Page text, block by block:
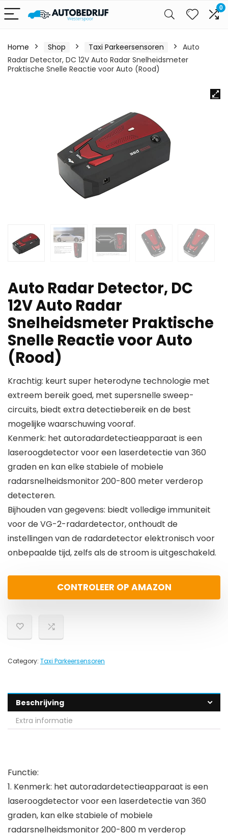
0
Home Shop Taxi Parkeersensoren
Auto
Radar Detector, DC 12V Auto Radar Snelheidsmeter
Praktische Snelle Reactie voor Auto (Rood)
Auto Radar Detector, DC
12V Auto Radar
Snelheidsmeter Praktische
Snelle Reactie voor Auto
(Rood)
Krachtig: keurt super heterodyne technologie met
extreem bereik goed, met supersnelle sweep-
circuits, biedt extra detectiebereik en de best
mogelijke waarschuwing vooraf.
Kenmerk: het autoradardetectieapparaat is een
laseroogdetector voor een laserdetectie van 360
graden en kan elke stabiele of mobiele
radarsnelheidsmonitor 200-800 meter verderop
detecteren.
Bijhouden van gegevens: biedt volledige immuniteit
voor de VG-2-radardetector, onthoudt de
instellingen van de radardetector elektronisch voor
onbepaalde tijd, zelfs als de stroom is uitgeschakeld.
CONTROLEER OP AMAZON
Category: Taxi Parkeersensoren
Beschrijving
Extra informatie
Functie:
1. Kenmerk: het autoradardetectieapparaat is een
laseroogdetector voor een laserdetectie van 360
graden, kan elke stabiele of mobiele
radarsnelheidsmonitor 200-800 m verderop